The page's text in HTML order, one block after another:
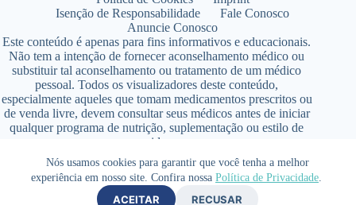
Nós usamos cookies para garantir que você tenha a melhor
experiência em nosso site. Confira nossa Política de Privacidade.
ACEITAR RECUSAR
Isenção de Responsabilidade
Fale Conosco
Anuncie Conosco
Este conteúdo é apenas para fins informativos e educacionais.
Não tem a intenção de fornecer aconselhamento médico ou
substituir tal aconselhamento ou tratamento de um médico
pessoal. Todos os visualizadores deste conteúdo,
especialmente aqueles que tomam medicamentos prescritos ou
de venda livre, devem consultar seus médicos antes de iniciar
qualquer programa de nutrição, suplementação ou estilo de
vida.
Copyright © 2026 - SaúdeLAB.com pertence ao grupo
VKCF Soluções Digitais Ltda - CNPJ n° 43.726.917/0001-80
- Contato +55 (65) 99813- 4203 - Responsável Técnica: